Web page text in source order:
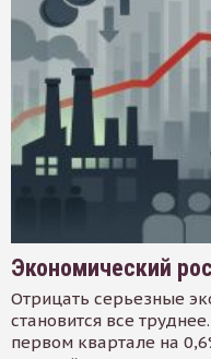
Экономический
Отрицать серьезные
становится все
первом квартале на